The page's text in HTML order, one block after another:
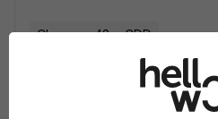
Chanac - 48 CDD